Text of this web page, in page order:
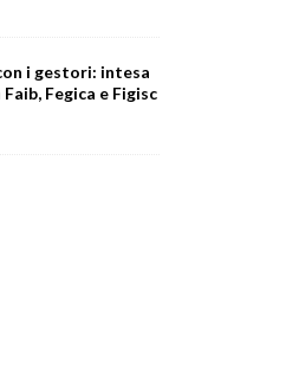
i gestori: intesa
Fegica e Figisc